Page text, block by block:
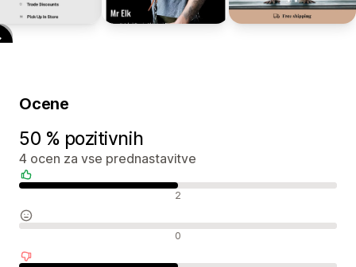
Ocene
50 % pozitivnih
4 ocen za vse prednastavitve
2
0